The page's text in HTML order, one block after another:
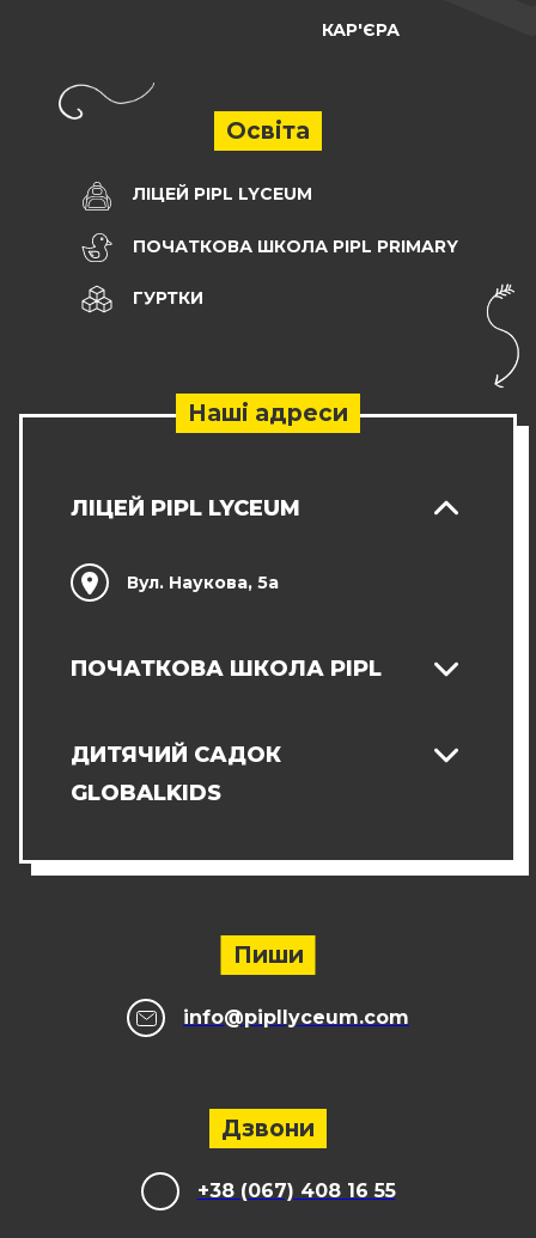
КАР'ЄРА
Освіта
ЛІЦЕЙ PIPL LYCEUM
ПОЧАТКОВА ШКОЛА PIPL PRIMARY
ГУРТКИ
Наші адреси
ЛІЦЕЙ PIPL LYCEUM
Вул. Наукова, 5а
ПОЧАТКОВА ШКОЛА PIPL
ДИТЯЧИЙ САДОК
GLOBALKIDS
Пиши
info@pipllyceum.com
Дзвони
+38 (067) 408 16 55